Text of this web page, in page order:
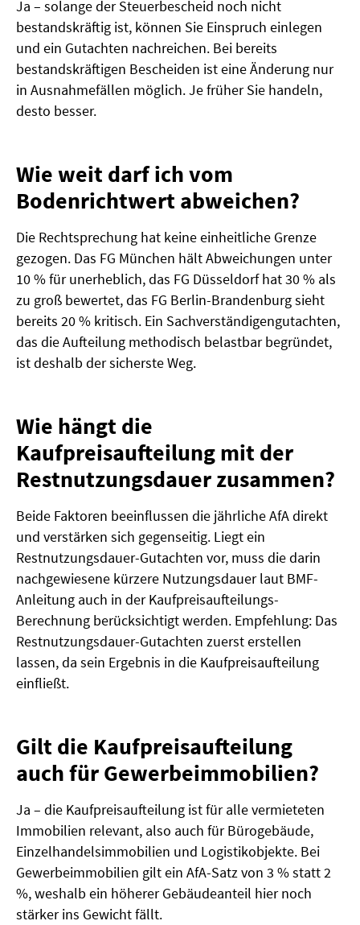
Ja – solange der Steuerbescheid noch nicht
bestandskräftig ist, können Sie Einspruch einlegen
und ein Gutachten nachreichen. Bei bereits
bestandskräftigen Bescheiden ist eine Änderung nur
in Ausnahmefällen möglich. Je früher Sie handeln,
desto besser.
Wie weit darf ich vom
Bodenrichtwert abweichen?
Die Rechtsprechung hat keine einheitliche Grenze
gezogen. Das FG München hält Abweichungen unter
10 % für unerheblich, das FG Düsseldorf hat 30 % als
zu groß bewertet, das FG Berlin-Brandenburg sieht
bereits 20 % kritisch. Ein Sachverständigengutachten,
das die Aufteilung methodisch belastbar begründet,
ist deshalb der sicherste Weg.
Wie hängt die
Kaufpreisaufteilung mit der
Restnutzungsdauer zusammen?
Beide Faktoren beeinflussen die jährliche AfA direkt
und verstärken sich gegenseitig. Liegt ein
Restnutzungsdauer-Gutachten vor, muss die darin
nachgewiesene kürzere Nutzungsdauer laut BMF-
Anleitung auch in der Kaufpreisaufteilungs-
Berechnung berücksichtigt werden. Empfehlung: Das
Restnutzungsdauer-Gutachten zuerst erstellen
lassen, da sein Ergebnis in die Kaufpreisaufteilung
einfließt.
Gilt die Kaufpreisaufteilung
auch für Gewerbeimmobilien?
Ja – die Kaufpreisaufteilung ist für alle vermieteten
Immobilien relevant, also auch für Bürogebäude,
Einzelhandelsimmobilien und Logistikobjekte. Bei
Gewerbeimmobilien gilt ein AfA-Satz von 3 % statt 2
%, weshalb ein höherer Gebäudeanteil hier noch
stärker ins Gewicht fällt.